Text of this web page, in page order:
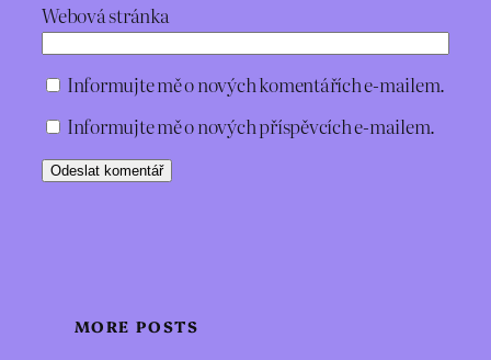
Webová stránka
Informujte mě o nových komentářích e-mailem.
Informujte mě o nových příspěvcích e-mailem.
MORE POSTS